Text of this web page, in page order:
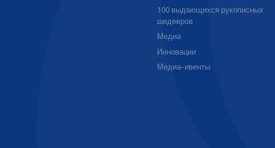
100 выдающихся рукописных
шедевров
Медиа
Инновации
Медиа-ивенты